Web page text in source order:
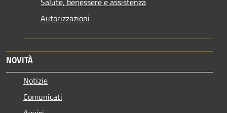
Autorizzazioni
NOVITÀ
Notizie
Comunicati